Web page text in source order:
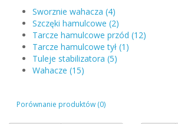
Sworznie wahacza (4)
Szczęki hamulcowe (2)
Tarcze hamulcowe przód (12)
Tarcze hamulcowe tył (1)
Tuleje stabilizatora (5)
Wahacze (15)
Porównanie produktów (0)